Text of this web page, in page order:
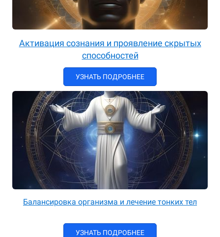
Активация сознания и проявление скрытых
способностей
УЗНАТЬ ПОДРОБНЕЕ
Балансировка организма и лечение тонких тел
УЗНАТЬ ПОДРОБНЕЕ